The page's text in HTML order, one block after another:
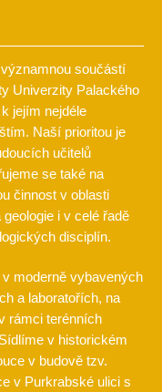
součástí
Univerzity Palackého
jejím nejdéle
Naší prioritou je
učitelů
se také na
činnost v oblasti
i v celé řadě
disciplín.
moderně vybavených
a laboratořích, na
rámci terénních
v historickém
v budově tzv.
v Purkrabské ulici s